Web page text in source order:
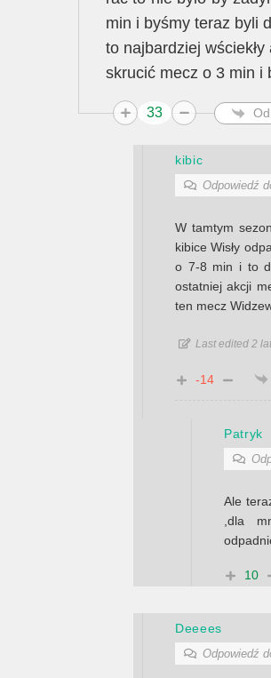
min i byśmy teraz byli
to najbardziej
skrucić mecz o 3 min i
33
kibic
Odpowiedź
W tamtym
kibice Wisły
o 7-8 min i to
ostatniej akcji
ten mecz
Last edited 2
-14
Patryk
Ale
,dla
10
Deeees
Odpowiedź